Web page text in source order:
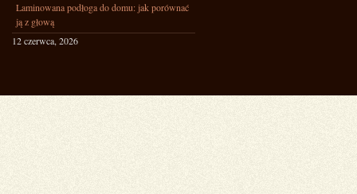
Laminowana podłoga do domu: jak porównać
ją z głową
12 czerwca, 2026